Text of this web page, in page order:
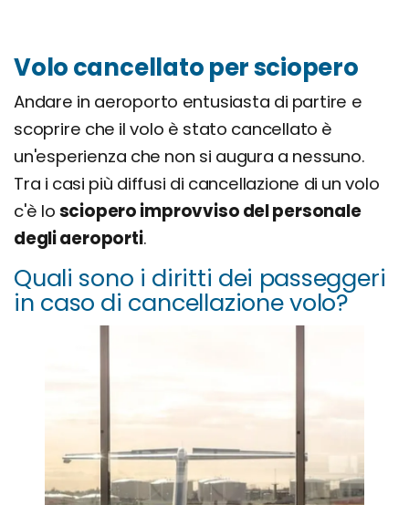
Volo cancellato per sciopero
Andare in aeroporto entusiasta di partire e
scoprire che il volo è stato cancellato è
un'esperienza che non si augura a nessuno.
Tra i casi più diffusi di cancellazione di un volo
c'è lo sciopero improvviso del personale
degli aeroporti.
Quali sono i diritti dei passeggeri
in caso di cancellazione volo?